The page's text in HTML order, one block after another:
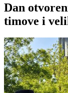
Dan
timove i